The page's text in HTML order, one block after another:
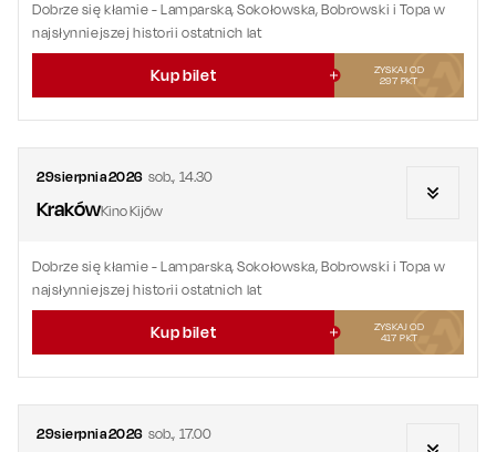
Dobrze się kłamie - Lamparska, Sokołowska, Bobrowski i Topa w
najsłynniejszej historii ostatnich lat
Kup bilet
ZYSKAJ OD
297 PKT
29sierpnia2026 sob., 14.30
KrakówKino Kijów
Dobrze się kłamie - Lamparska, Sokołowska, Bobrowski i Topa w
najsłynniejszej historii ostatnich lat
Kup bilet
ZYSKAJ OD
417 PKT
29sierpnia2026 sob., 17.00